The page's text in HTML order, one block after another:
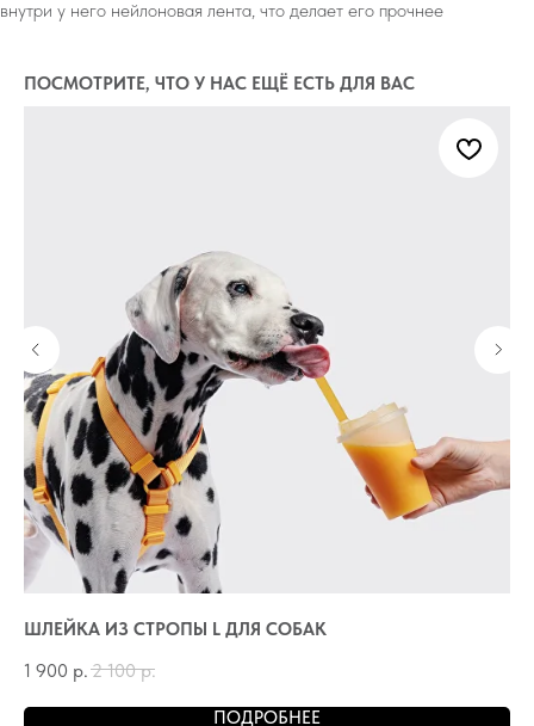
внутри у него нейлоновая лента, что делает его прочнее
ПОСМОТРИТЕ, ЧТО У НАС ЕЩЁ ЕСТЬ ДЛЯ ВАС
ШЛЕЙКА ИЗ СТРОПЫ L ДЛЯ СОБАК
1 900 р. 2 100 р.
ПОДРОБНЕЕ